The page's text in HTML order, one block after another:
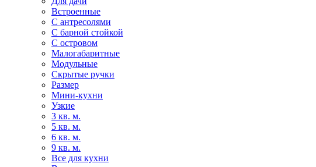
Встроенные
С антресолями
С барной стойкой
С островом
Малогабаритные
Модульные
Скрытые ручки
Размер
Мини-кухни
Узкие
3 кв. м.
5 кв. м.
6 кв. м.
9 кв. м.
Все для кухни